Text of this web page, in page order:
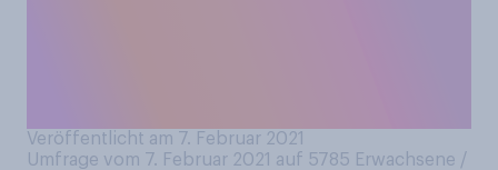
Veröffentlicht am 7. Februar 2021
Umfrage vom 7. Februar 2021 auf 5785 Erwachsene /